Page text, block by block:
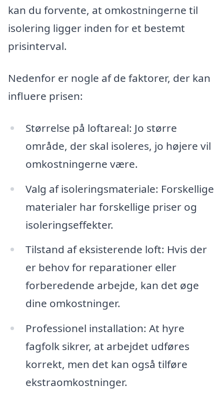
kan du forvente, at omkostningerne til
isolering ligger inden for et bestemt
prisinterval.
Nedenfor er nogle af de faktorer, der kan
influere prisen:
Størrelse på loftareal: Jo større
område, der skal isoleres, jo højere vil
omkostningerne være.
Valg af isoleringsmateriale: Forskellige
materialer har forskellige priser og
isoleringseffekter.
Tilstand af eksisterende loft: Hvis der
er behov for reparationer eller
forberedende arbejde, kan det øge
dine omkostninger.
Professionel installation: At hyre
fagfolk sikrer, at arbejdet udføres
korrekt, men det kan også tilføre
ekstraomkostninger.